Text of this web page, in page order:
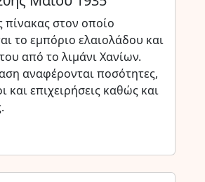
πίνακας στον οποίο
το εμπόριο ελαιολάδου και
από το λιμάνι Χανίων.
αναφέρονται ποσότητες,
και επιχειρήσεις καθώς και